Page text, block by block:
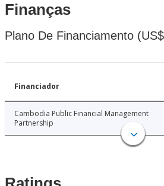
Finanças
Plano De Financiamento
Financiador
Cambodia Public Financial Management
Partnership